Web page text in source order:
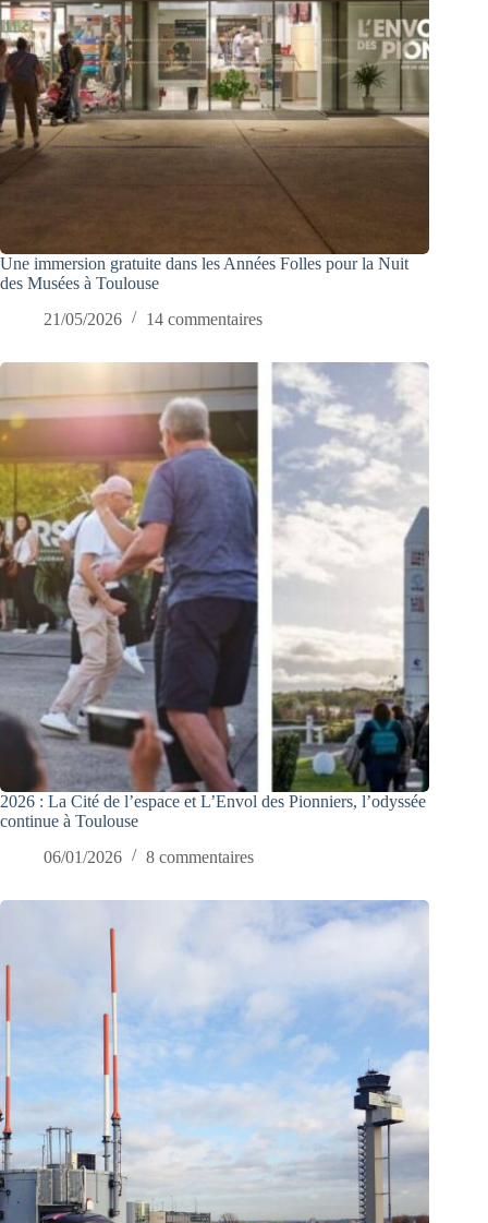
Une immersion gratuite dans les Années Folles pour la Nuit
des Musées à Toulouse
21/05/2026
14 commentaires
2026 : La Cité de l’espace et L’Envol des Pionniers, l’odyssée
continue à Toulouse
06/01/2026
8 commentaires